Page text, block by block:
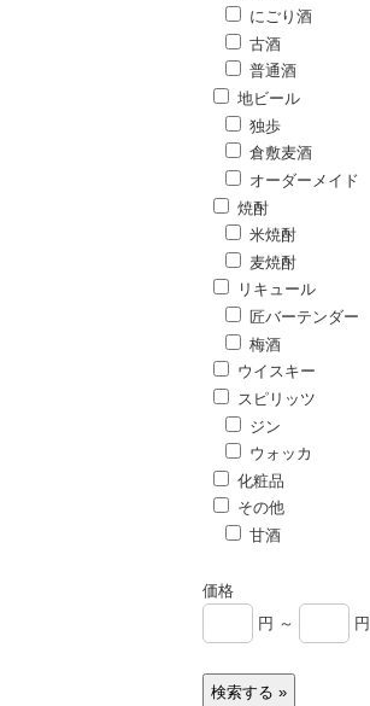
にごり酒
古酒
普通酒
地ビール
独歩
倉敷麦酒
オーダーメイド
焼酎
米焼酎
麦焼酎
リキュール
匠バーテンダー
梅酒
ウイスキー
スピリッツ
ジン
ウォッカ
化粧品
その他
甘酒
価格
円 ～
円